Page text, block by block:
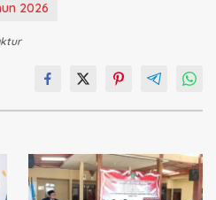
2026